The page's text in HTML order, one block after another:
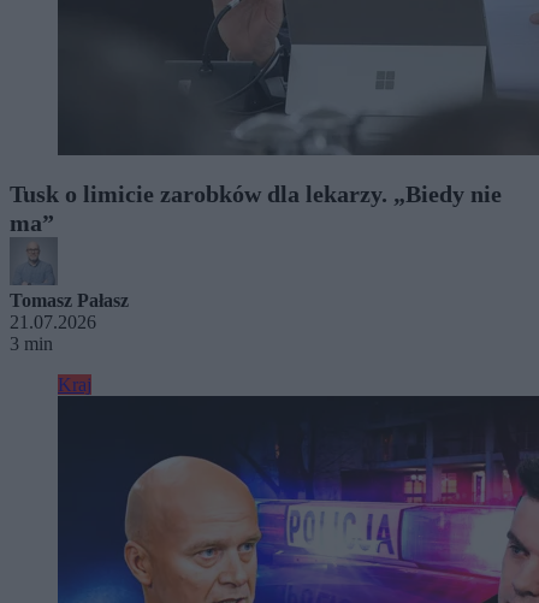
Tusk o limicie zarobków dla lekarzy. „Biedy nie
ma”
Tomasz Pałasz
21.07.2026
3 min
Kraj